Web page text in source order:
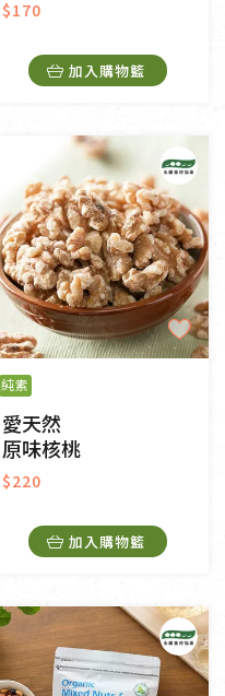
$170
加入購物籃
純素
愛天然
原味核桃
$220
加入購物籃